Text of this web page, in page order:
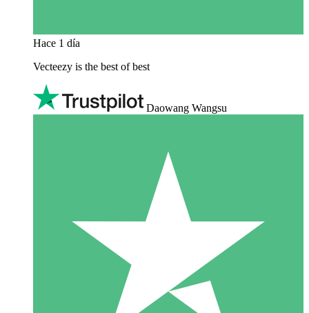
Hace 1 día
Vecteezy is the best of best
Daowang Wangsu